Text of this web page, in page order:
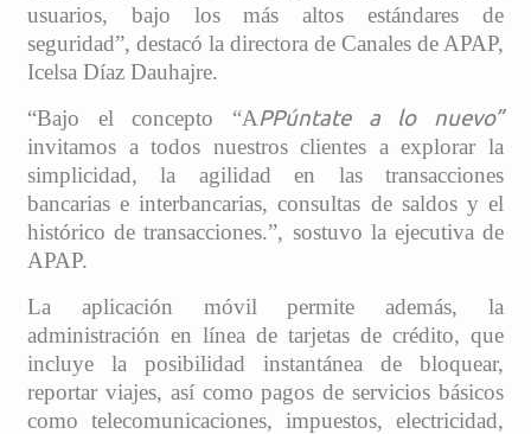
usuarios, bajo los más altos estándares de
seguridad”, destacó la directora de Canales de APAP,
Icelsa Díaz Dauhajre.
“Bajo el concepto “APPúntate a lo nuevo”
invitamos a todos nuestros clientes a explorar la
simplicidad, la agilidad en las transacciones
bancarias e interbancarias, consultas de saldos y el
histórico de transacciones.”, sostuvo la ejecutiva de
APAP.
La aplicación móvil permite además, la
administración en línea de tarjetas de crédito, que
incluye la posibilidad instantánea de bloquear,
reportar viajes, así como pagos de servicios básicos
como telecomunicaciones, impuestos, electricidad,